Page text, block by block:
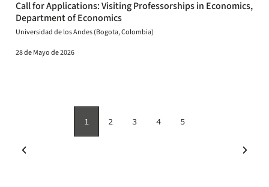
Call for Applications: Visiting Professorships in Economics,
Department of Economics
Universidad de los Andes (Bogota, Colombia)
28 de Mayo de 2026
Página
actual
1 Page
2 Page
3 Page
4 Page
5
Página
chevron_left chevron_right